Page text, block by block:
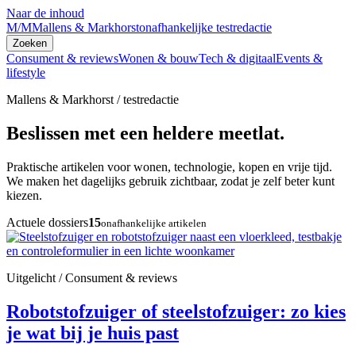
Naar de inhoud
M/MMallens & Markhorstonafhankelijke testredactie
Zoeken
Consument & reviewsWonen & bouwTech & digitaalEvents &
lifestyle
Mallens & Markhorst / testredactie
Beslissen met een heldere meetlat.
Praktische artikelen voor wonen, technologie, kopen en vrije tijd.
We maken het dagelijks gebruik zichtbaar, zodat je zelf beter kunt
kiezen.
Actuele dossiers15onafhankelijke artikelen
Uitgelicht / Consument & reviews
Robotstofzuiger of steelstofzuiger: zo kies
je wat bij je huis past